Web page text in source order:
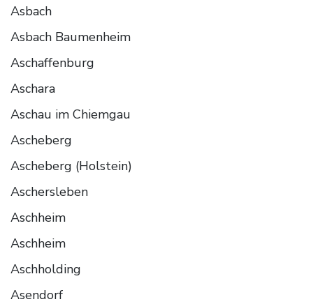
Asbach
Asbach Baumenheim
Aschaffenburg
Aschara
Aschau im Chiemgau
Ascheberg
Ascheberg (Holstein)
Aschersleben
Aschheim
Aschheim
Aschholding
Asendorf